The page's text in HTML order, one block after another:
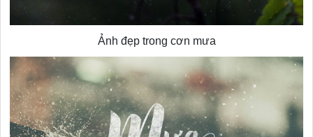
Ảnh đẹp trong cơn mưa